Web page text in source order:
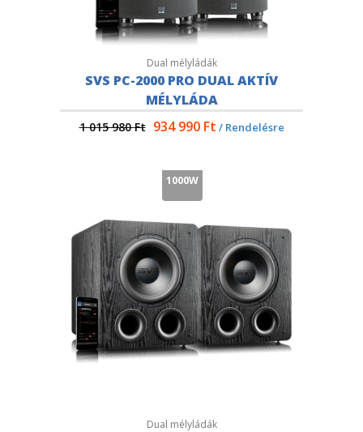
Dual mélyládák
SVS PC-2000 PRO DUAL AKTÍV
MÉLYLÁDA
1 015 980Ft 934 990 Ft / Rendelésre
1000W
Dual mélyládák